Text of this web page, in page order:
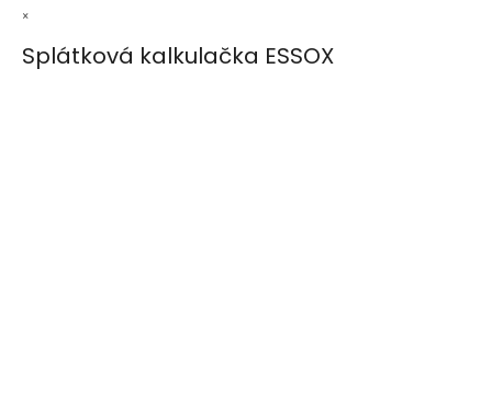
×
Splátková kalkulačka ESSOX